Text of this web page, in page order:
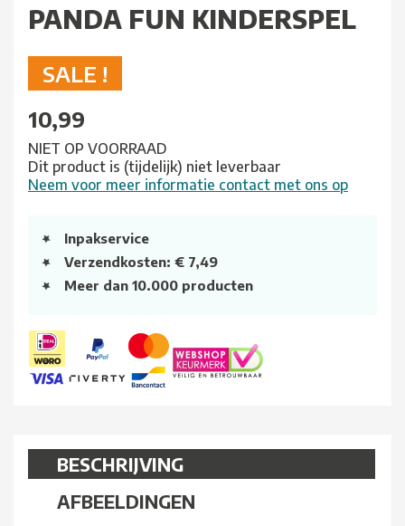
PANDA FUN KINDERSPEL
SALE !
10,99
NIET OP VOORRAAD
Dit product is (tijdelijk) niet leverbaar
Neem voor meer informatie contact met ons op
Inpakservice
Verzendkosten: € 7,49
Meer dan 10.000 producten
BESCHRIJVING
AFBEELDINGEN